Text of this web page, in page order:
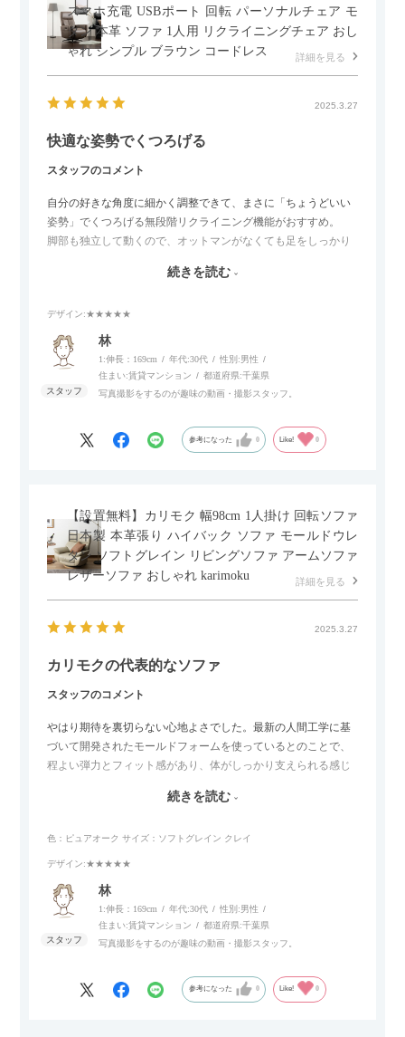
スマホ充電 USBポート 回転 パーソナルチェア モ
ダン 本革 ソファ 1人用 リクライニングチェア おし
ゃれ シンプル ブラウン コードレス
詳細を見る
2025.3.27
快適な姿勢でくつろげる
スタッフのコメント
自分の好きな角度に細かく調整できて、まさに「ちょうどいい
姿勢」でくつろげる無段階リクライニング機能がおすすめ。
脚部も独立して動くので、オットマンがなくても足をしっかり
スマホやタブレットを充電しながらリラックスできるのが嬉し
個人的にはコードレス＆充電式なので、コンセントの場所を気
にせず、好きな場所に置けるのが画期的に感じました。
続きを読む
デザイン:★★★★★
林
1:伸長：169cm 年代:30代 性別:男性
住まい:賃貸マンション 都道府県:千葉県
写真撮影をするのが趣味の動画・撮影スタッフ。
参考になった 0 Like! 0
【設置無料】カリモク 幅98cm 1人掛け 回転ソファ
日本製 本革張り ハイバック ソファ モールドウレ
タン ソフトグレイン リビングソファ アームソファ
レザーソファ おしゃれ karimoku
詳細を見る
2025.3.27
カリモクの代表的なソファ
スタッフのコメント
やはり期待を裏切らない心地よさでした。最新の人間工学に基
づいて開発されたモールドフォームを使っているとのことで、
程よい弾力とフィット感があり、体がしっかり支えられる感じ
リラックスタイムによさそうでした。回転タイプなので、個人
す。
続きを読む
色：ピュアオーク サイズ：ソフトグレイン クレイ
デザイン:★★★★★
林
1:伸長：169cm 年代:30代 性別:男性
住まい:賃貸マンション 都道府県:千葉県
写真撮影をするのが趣味の動画・撮影スタッフ。
参考になった 0 Like! 0